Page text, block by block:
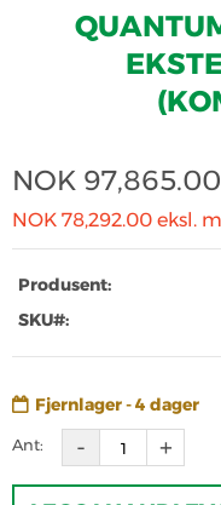
NOK 97,865.00
NOK 78,292.00 eksl.
Produsent:
SKU#:
Fjernlager - 4 dager
Ant: